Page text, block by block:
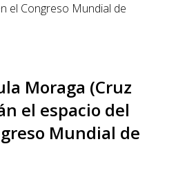
el Congreso Mundial de
Moraga (Cruz
el espacio del
Mundial de